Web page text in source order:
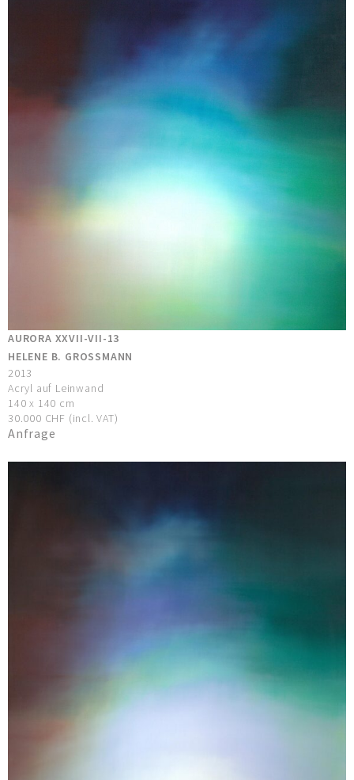
AURORA XXVII-VII-13
HELENE B. GROSSMANN
2013
Acryl auf Leinwand
140 x 140 cm
30.000 CHF (incl. VAT)
Anfrage